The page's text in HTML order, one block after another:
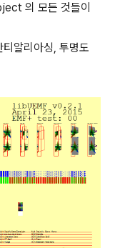
의 모든 것들이
알리아싱, 투명도